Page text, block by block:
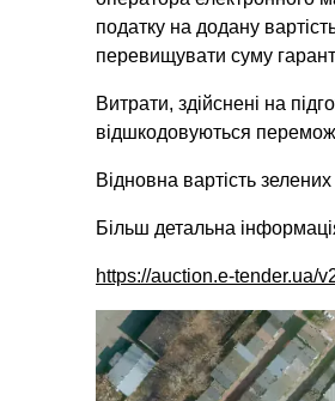
податку на додану
перевищувати суму
Витрати, здійснені на
відшкодовуються
Відновна вартість
Більш детальна
https://auction.e-tender.ua/